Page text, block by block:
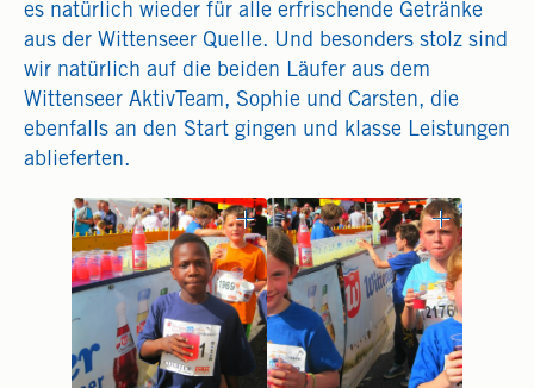
es natürlich wieder für alle erfrischende Getränke
aus der Wittenseer Quelle. Und besonders stolz sind
wir natürlich auf die beiden Läufer aus dem
Wittenseer AktivTeam, Sophie und Carsten, die
ebenfalls an den Start gingen und klasse Leistungen
ablieferten.